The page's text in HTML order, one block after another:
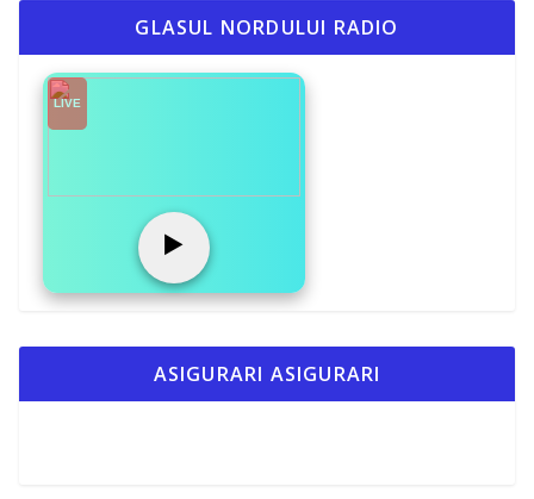
b
o
o
k
y
Li
n
je
az
ă
GLASUL NORDULUI RADIO
LIVE
▶️
ASIGURARI ASIGURARI